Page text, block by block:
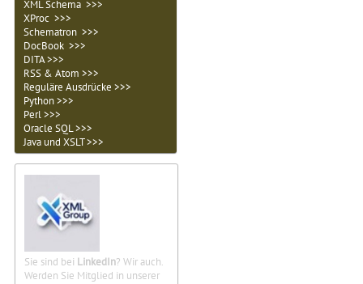
XML Schema >>>
XProc >>>
Schematron >>>
DocBook >>>
DITA >>>
RSS & Atom >>>
Reguläre Ausdrücke >>>
Python >>>
Perl >>>
Oracle SQL >>>
Java und XSLT >>>
Sie sind bei LinkedIn? Wir auch.
Werden Sie Mitglied in unserer